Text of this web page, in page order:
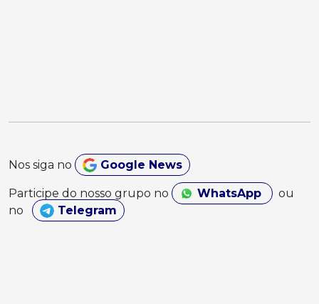
Nos siga no Google News
Participe do nosso grupo no WhatsApp
ou
no
Telegram